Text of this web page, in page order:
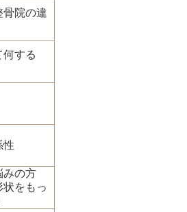
骨院の違
何する
性
みの方
をもっ